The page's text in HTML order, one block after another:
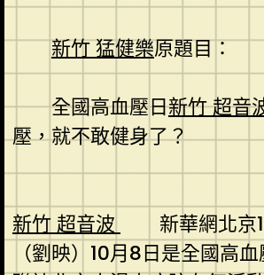
新竹 猛健樂原題目：
全國高血壓日新竹 超音
壓，就不敢健身了？
新竹 超音波
新華網北京
（劉映）10月8日是全國高